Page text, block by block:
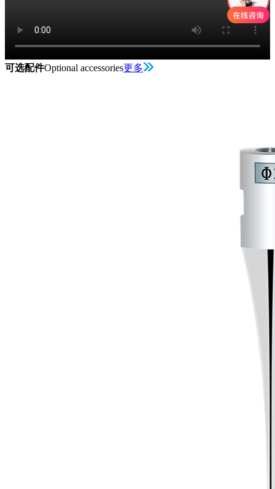
可选配件Optional accessories更多